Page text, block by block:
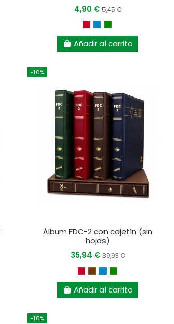
4,90 €5,45 €
Añadir al carrito
-10%
Álbum FDC-2 con cajetín (sin
hojas)
35,94 €39,93 €
Añadir al carrito
-10%